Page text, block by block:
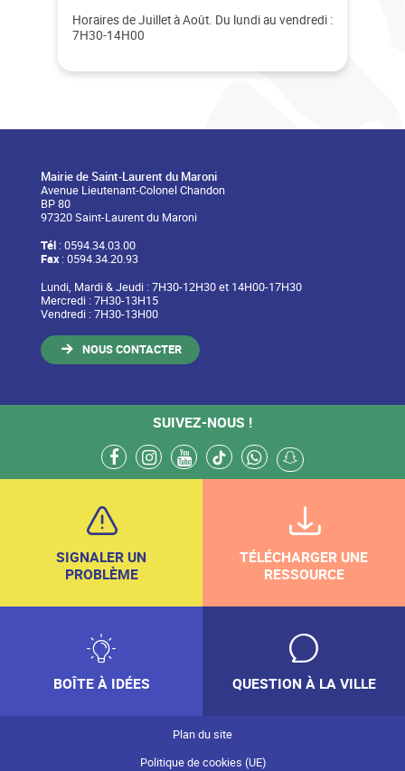
Horaires de Juillet à Août. Du lundi au vendredi :
7H30-14H00
Mairie de Saint-Laurent du Maroni
Avenue Lieutenant-Colonel Chandon
BP 80
97320 Saint-Laurent du Maroni
Tél: 0594.34.03.00
Fax: 0594.34.20.93
Lundi, Mardi & Jeudi : 7H30-12H30 et 14H00-17H30
Mercredi : 7H30-13H15
Vendredi : 7H30-13H00
NOUS CONTACTER
SUIVEZ-NOUS !
facebookinstagram
youtube
tiktokwhatsappsnapchat
SIGNALER UN
PROBLÈME
TÉLÉCHARGER UNE
RESSOURCE
BOÎTE À IDÉES QUESTION À LA VILLE
Plan du site
Politique de cookies (UE)